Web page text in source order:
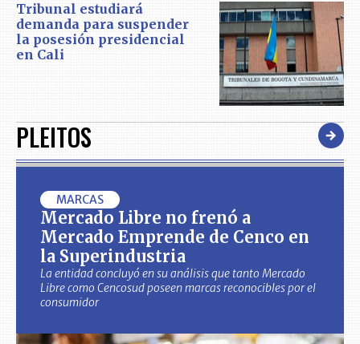
Tribunal estudiará
demanda para suspender
la posesión presidencial
en Cali
PLEITOS
MARCAS
Mercado Libre no frenó a
Mercado Emprende de Cenco en
la Superindustria
La entidad concluyó en su análisis que tanto Mercado
Libre como Cencosud poseen marcas reconocibles por el
consumidor